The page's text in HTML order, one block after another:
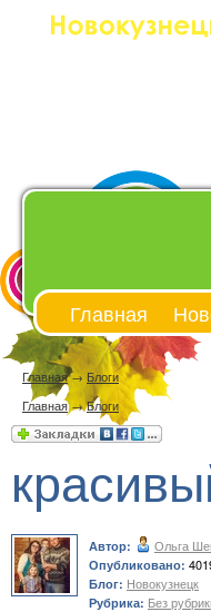
Главная
Главная→ Блоги
Главная→Блоги
Автор: Ольга
Опубликовано:
Блог: Новокузнецк
Рубрика: Без